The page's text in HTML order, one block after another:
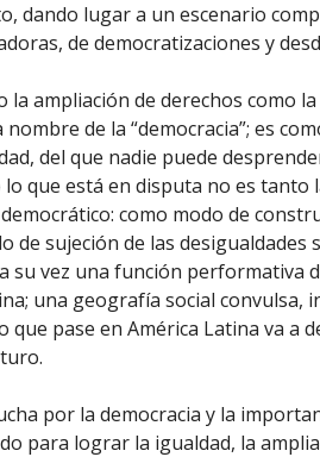
dando lugar a un escenario
de democratizaciones y
ampliación de derechos como
de la “democracia”; es
del que nadie puede
que está en disputa no es tanto
como modo de
de sujeción de las desigualdades
su vez una función performativa
una geografía social convulsa,
pase en América Latina va a
por la democracia y la
para lograr la igualdad, la